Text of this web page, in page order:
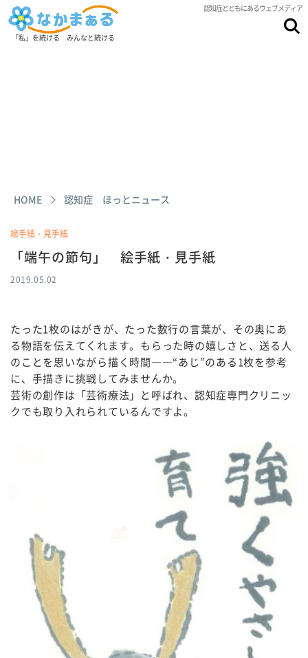
認知症とともにあるウェブメディア
「私」を続ける みんなと続ける
HOME 認知症 ほっとニュース
絵手紙・見手紙
「端午の節句」 絵手紙・見手紙
2019.05.02
たった1枚のはがきが、たった数行の言葉が、その奥にあ
る物語を伝えてくれます。もらった時の嬉しさと、送る人
のことを思いながら描く時間――“あじ”のある1枚を参考
に、手描きに挑戦してみませんか。
芸術の創作は「芸術療法」と呼ばれ、認知症専門クリニッ
クでも取り入れられているんですよ。